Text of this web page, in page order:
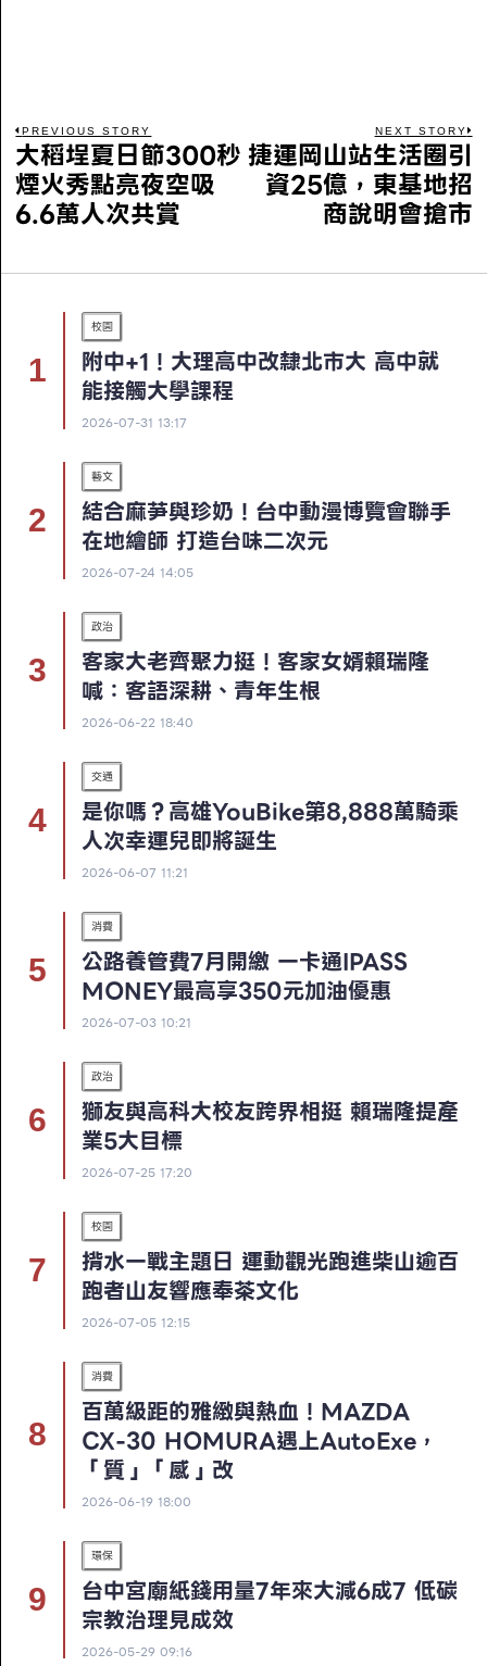
PREVIOUS STORY
大稻埕夏日節300秒
煙火秀點亮夜空吸
6.6萬人次共賞
NEXT STORY
捷運岡山站生活圈引
資25億，東基地招
商說明會搶市
校園
附中+1！大理高中改隸北市大 高中就
能接觸大學課程
2026-07-31 13:17
藝文
結合麻芛與珍奶！台中動漫博覽會聯手
在地繪師 打造台味二次元
2026-07-24 14:05
政治
客家大老齊聚力挺！客家女婿賴瑞隆
喊：客語深耕、青年生根
2026-06-22 18:40
交通
是你嗎？高雄YouBike第8,888萬騎乘
人次幸運兒即將誕生
2026-06-07 11:21
消費
公路養管費7月開繳 一卡通iPASS
MONEY最高享350元加油優惠
2026-07-03 10:21
政治
獅友與高科大校友跨界相挺 賴瑞隆提產
業5大目標
2026-07-25 17:20
校園
揹水一戰主題日 運動觀光跑進柴山逾百
跑者山友響應奉茶文化
2026-07-05 12:15
消費
百萬級距的雅緻與熱血！MAZDA
CX-30 HOMURA遇上AutoExe，
「質」「感」改
2026-06-19 18:00
環保
台中宮廟紙錢用量7年來大減6成7 低碳
宗教治理見成效
2026-05-29 09:16